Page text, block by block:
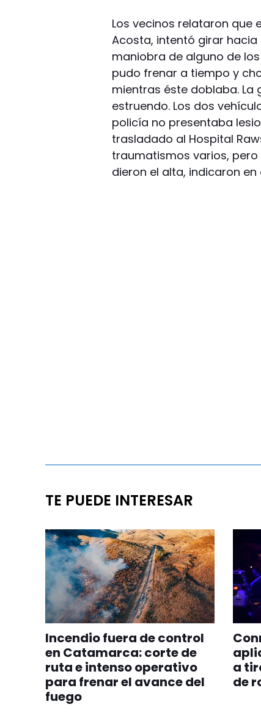
Los vecinos relataron que
Acosta, intentó girar
maniobra de alguno de
pudo frenar a tiempo y
mientras éste doblaba.
estruendo. Los dos
policía no presentaba
trasladado al Hospital
traumatismos varios,
dieron el alta, indicaron
TE PUEDE INTERESAR
Incendio fuera de control
en Catamarca: corte de
ruta e intenso operativo
para frenar el avance del
fuego
a
de